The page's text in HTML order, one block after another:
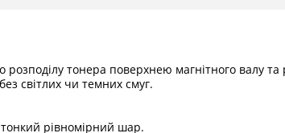
тонера поверхнею магнітного валу
світлих чи темних смуг.
рівномірний шар.